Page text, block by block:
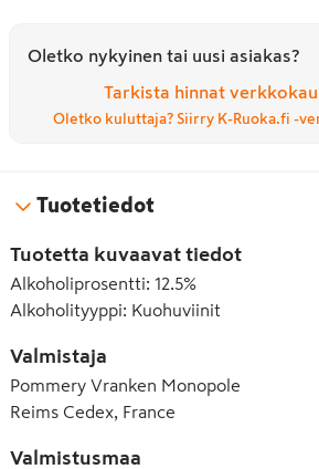
Oletko nykyinen tai uusi asiakas?
Tarkista hinnat
Oletko kuluttaja? Siirry K-Ruoka.fi -
Tuotetiedot
Tuotetta kuvaavat tiedot
Alkoholiprosentti: 12.5%
Alkoholityyppi: Kuohuviinit
Valmistaja
Pommery Vranken Monopole
Reims Cedex, France
Valmistusmaa